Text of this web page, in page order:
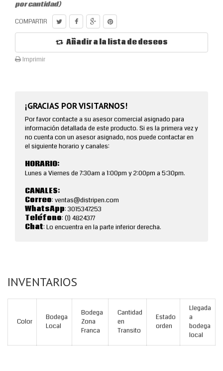
por cantidad)
COMPARTIR
Añadir a la lista de deseos
Imprimir
¡GRACIAS POR VISITARNOS!
Por favor contacte a su asesor comercial asignado para
información detallada de este producto. Si es la primera vez y
no cuenta con un asesor asignado, nos puede contactar en
el siguiente horario y canales:
HORARIO:
Lunes a Viernes de 7:30am a 1:00pm y 2:00pm a 5:30pm.
CANALES:
Correo: ventas@distripen.com
WhatsApp: 3015347253
Teléfono: (1) 4824377
Chat: Lo encuentra en la parte inferior derecha.
INVENTARIOS
Color
Bodega
Local
Bodega
Zona
Franca
Cantidad
en
Transito
Estado
orden
Llegada
a
bodega
local